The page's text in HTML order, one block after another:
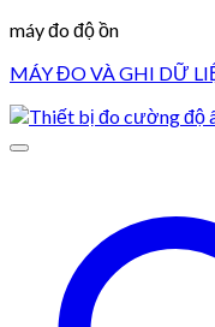
máy đo độ ồn
MÁY ĐO VÀ GHI DỮ